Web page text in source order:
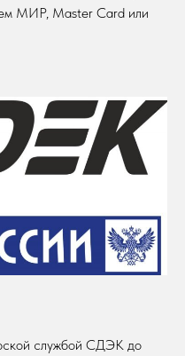
МИР, Master Card или
службой СДЭК до